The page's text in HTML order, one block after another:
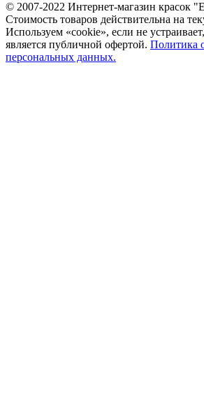
© 2007-2022 Интернет-магазин
Стоимость товаров действительна на
Используем «cookie», если не
является публичной офертой. Политика
персональных данных.